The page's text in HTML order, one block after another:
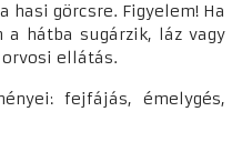
hasi görcsre. Figyelem! Ha
a hátba sugárzik, láz vagy
ellátás.
fejfájás, émelygés,